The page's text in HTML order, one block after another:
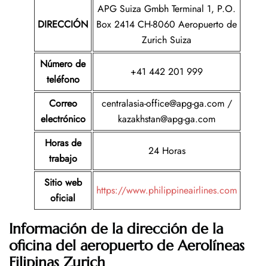
DIRECCIÓN
APG Suiza Gmbh Terminal 1, P.O.
Box 2414 CH-8060 Aeropuerto de
Zurich Suiza
Número de
teléfono
+41 442 201 999
Correo
electrónico
centralasia-office@apg-ga.com /
kazakhstan@apg-ga.com
Horas de
trabajo
24 Horas
Sitio web
oficial
https://www.philippineairlines.com
Información de la dirección de la
oficina del aeropuerto de Aerolíneas